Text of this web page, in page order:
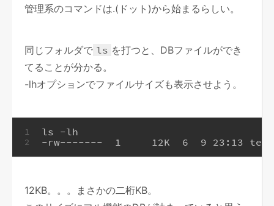
管理系のコマンドは.(ドット)から始まるらしい。
同じフォルダで ls を打つと、DBファイルができ
てることが分かる。
-lhオプションでファイルサイズも表示させよう。
1
2
ls -lh
-rw-------  1     12K  6  9 23:13
12KB。。。まさかの二桁KB。